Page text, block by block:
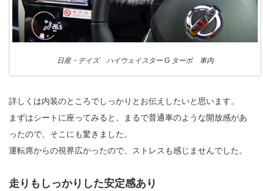
日産・デイズ ハイウェイスター G ターボ 車内
詳しくは内装のところでしっかりとお伝えしたいと思います。
まずはシートに座ってみると、まるで普通車のような開放感があ
ったので、そこにも驚きました。
運転席からの視界広かったので、ストレスも感じませんでした。
走りもしっかりした安定感あり